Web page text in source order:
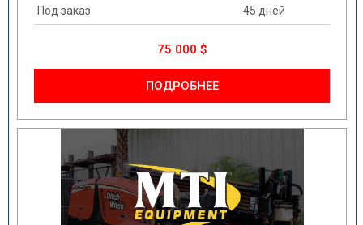
Под заказ
45 дней
75 000 $
ПОДРОБНЕЕ